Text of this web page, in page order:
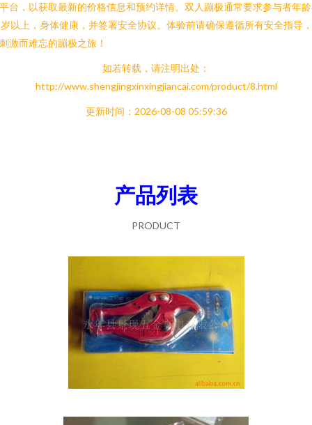
台，以获取最新的价格信息和预约详情。双人蹦极通常要求参与者年
以上，身体健康，并签署安全协议。体验前请确保遵循所有安全指导
激而难忘的蹦极之旅！
如若转载，请注明出处：
http://www.shengjingxinxingjiancai.com/product/8.html
更新时间：2026-08-08 05:59:36
产品列表
PRODUCT